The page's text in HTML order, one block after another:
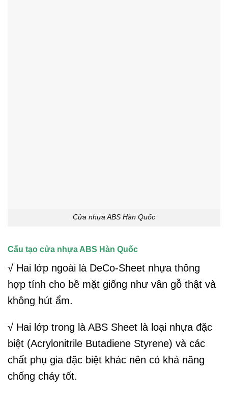
Cửa nhựa ABS Hàn Quốc
Cấu tạo cửa nhựa ABS Hàn Quốc
√ Hai lớp ngoài là DeCo-Sheet nhựa thông
hợp tính cho bề mặt giống như vân gỗ thật và
không hút ẩm.
√ Hai lớp trong là ABS Sheet là loại nhựa đặc
biệt (Acrylonitrile Butadiene Styrene) và các
chất phụ gia đặc biệt khác nên có khả năng
chống cháy tốt.